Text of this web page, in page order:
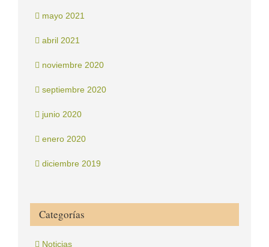
mayo 2021
abril 2021
noviembre 2020
septiembre 2020
junio 2020
enero 2020
diciembre 2019
Categorías
Noticias